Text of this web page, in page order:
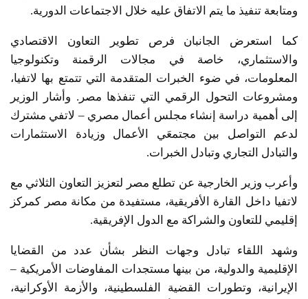
ومتابعة تنفيذ ما يتم الاتفاق عليه خلال الاجتماعات الدورية.
كما استعرض الجانبان فرص تطوير التعاون الاقتصادي
والاستثماري، خاصة في مجالات الرقمنة وتكنولوجيا
المعلومات، في ضوء الخبرات المتقدمة التي تتمتع بها لاتفيا،
ومشروعات التحول الرقمي التي تنفذها مصر. وأشار الوزير
إلى أهمية دراسة إنشاء مجلس أعمال مصري – لاتفي مشترك
لدعم التواصل بين مجتمعَي الأعمال وزيادة الاستثمارات
والتبادل التجاري وتبادل الخبرات.
وأعرب وزير الخارجية عن تطلع مصر لتعزيز التعاون الثلاثي مع
لاتفيا داخل القارة الأفريقية، مستفيدة من مكانة مصر كمركز
إقليمي للتعاون والشراكة مع الدول الإفريقية.
وشهد اللقاء تبادل وجهات النظر بشأن عدد من القضايا
الإقليمية والدولية، من بينها مستجدات المفاوضات الأمريكية –
الإيرانية، وتطورات القضية الفلسطينية، والأزمة الأوكرانية،